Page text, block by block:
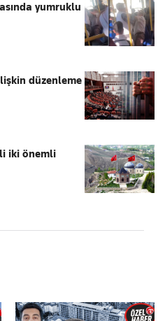
yumruklu
düzenleme
iki önemli